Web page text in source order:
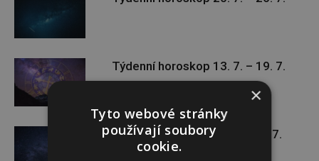
Týdenní horoskop 13. 7. – 19. 7.
Týdenní horoskop 6. 7. – 12. 7.
×
Tyto webové stránky
používají soubory
cookie.